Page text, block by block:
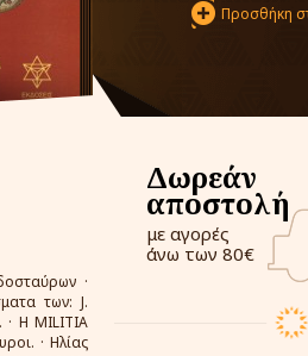
Προσθήκη
·
των: J.
· Η MILITIA
· Ηλίας
Δωρεάν
αποστολή
με αγορές
άνω των 80€